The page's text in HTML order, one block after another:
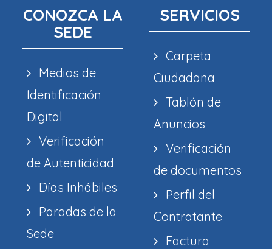
CONOZCA LA
SEDE
Medios de
Identificación
Digital
Verificación
de Autenticidad
Días Inhábiles
Paradas de la
Sede
SERVICIOS
Carpeta
Ciudadana
Tablón de
Anuncios
Verificación
de documentos
Perfil del
Contratante
Factura